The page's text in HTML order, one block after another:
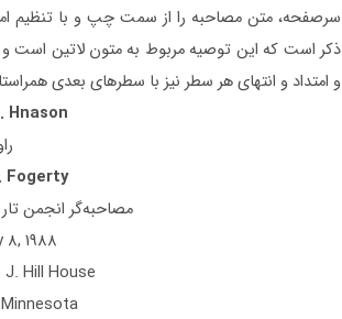
سرصفحه، متن مصاحبه را از سمت چپ و با تنظیم
ذکر است که این توصیه مربوط به متون لاتین است
و امتداد و انتهای هر سطر نیز با سطرهای بعدی
Hnason
Fogerty
مصاحبه‌گر انجمن
8, 1988
Hill House